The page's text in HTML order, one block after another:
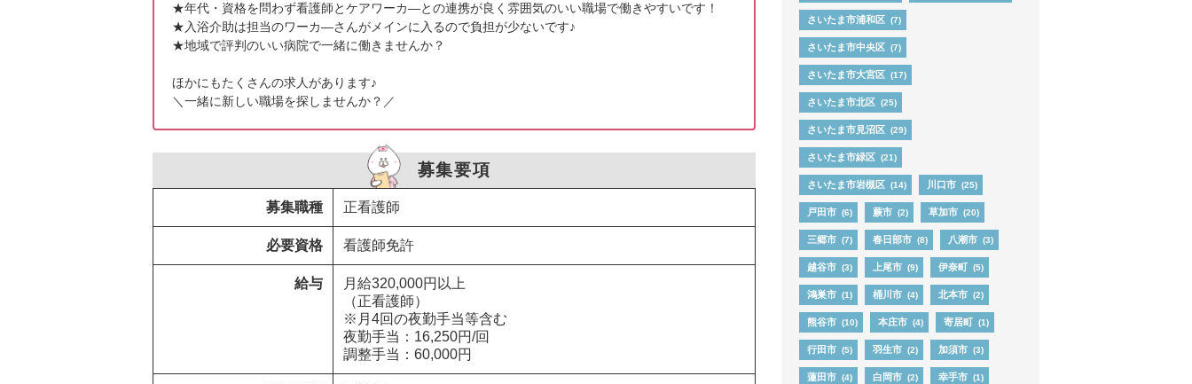
★年代・資格を問わず看護師とケアワーカ―との連携が良く雰囲気のいい職場で働きやすいです！
★入浴介助は担当のワーカ―さんがメインに入るので負担が少ないです♪
★地域で評判のいい病院で一緒に働きませんか？
ほかにもたくさんの求人があります♪
＼一緒に新しい職場を探しませんか？／
募集要項
募集職種 正看護師
必要資格 看護師免許
給与
月給320,000円以上
（正看護師）
※月4回の夜勤手当等含む
夜勤手当：16,250円/回
調整手当：60,000円
さいたま市浦和区 (7)
さいたま市中央区 (7)
さいたま市大宮区 (17)
さいたま市北区 (25)
さいたま市見沼区 (29)
さいたま市緑区 (21)
さいたま市岩槻区 (14) 川口市 (25)
戸田市 (6) 蕨市 (2) 草加市 (20)
三郷市 (7) 春日部市 (8) 八潮市 (3)
越谷市 (3) 上尾市 (9) 伊奈町 (5)
鴻巣市 (1) 桶川市 (4) 北本市 (2)
熊谷市 (10) 本庄市 (4) 寄居町 (1)
行田市 (5) 羽生市 (2) 加須市 (3)
蓮田市 (4) 白岡市 (2) 幸手市 (1)